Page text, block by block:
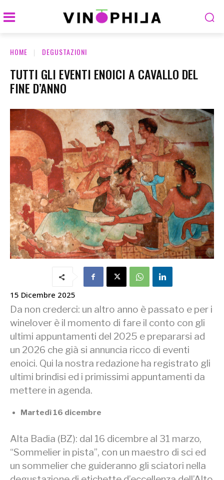
HOME DEGUSTAZIONI
TUTTI GLI EVENTI ENOICI A CAVALLO DEL
FINE D’ANNO
15 Dicembre 2025
Da non crederci: un altro anno è passato e per i
winelover è il momento di fare il conto con gli
ultimi appuntamenti del 2025 e prepararsi ad
un 2026 che già si annuncia ricco di eventi
enoici. Qui la nostra redazione ha registrato gli
ultimi brindisi ed i primissimi appuntamenti da
mettere in agenda.
Martedì 16 dicembre
Alta Badia (BZ): dal 16 dicembre al 31 marzo,
“Sommelier in pista”, con un maestro di sci ed
un sommelier che guideranno gli sciatori nella